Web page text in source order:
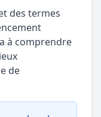
des termes
à comprendre
de